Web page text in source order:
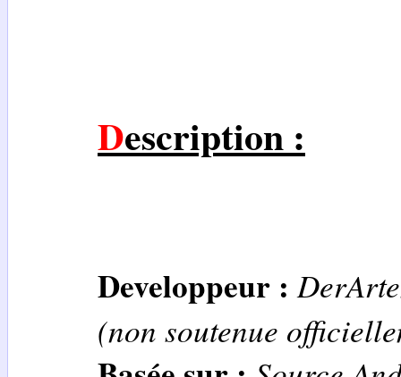
Description :
Developpeur :
(non soutenue